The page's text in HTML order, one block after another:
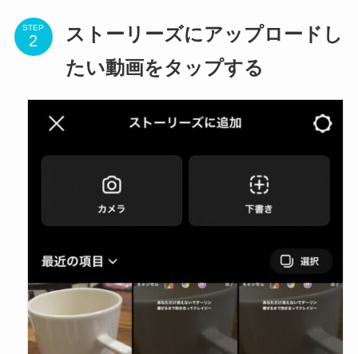
STEP
ストーリーズにアップロードし
たい動画をタップする